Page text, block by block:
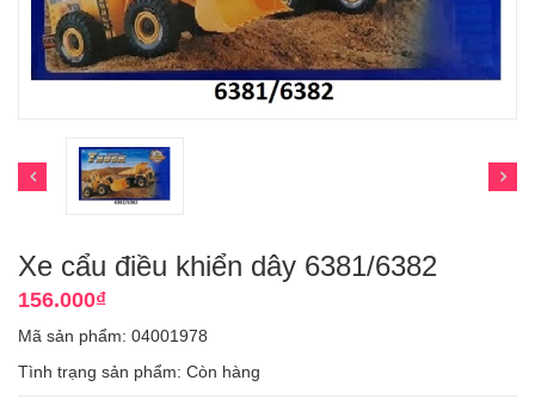
Xe cẩu điều khiển dây 6381/6382
156.000₫
Mã sản phẩm: 04001978
Tình trạng sản phẩm: Còn hàng